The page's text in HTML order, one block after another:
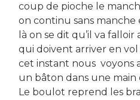
coup de pioche le
on continu sans
là on se dit qu’il va
qui doivent arriver en
cet instant nous voyons
un bâton dans une main
Le boulot reprend les